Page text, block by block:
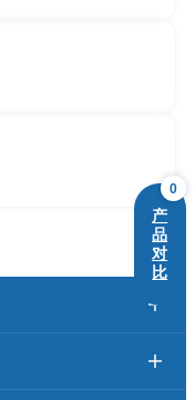
0
产
品
对
比